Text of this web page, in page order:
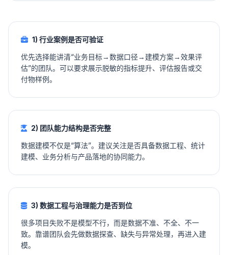
1) 行业案例是否可验证
优先选择能讲清“业务目标→数据口径→建模方案→效果评
估”的团队。可以要求展示脱敏的指标提升、评估报告或交
付物样例。
2) 团队能力结构是否完整
数据建模不仅是“算法”。建议关注是否具备数据工程、统计
建模、业务分析与产品落地的协同能力。
3) 数据工程与治理能力是否到位
很多项目失败不是模型不行，而是数据不准、不全、不一
致。靠谱团队会先做数据探查、缺失与异常处理，再进入建
模。